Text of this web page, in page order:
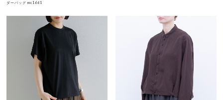
ダーバッグ mc1661